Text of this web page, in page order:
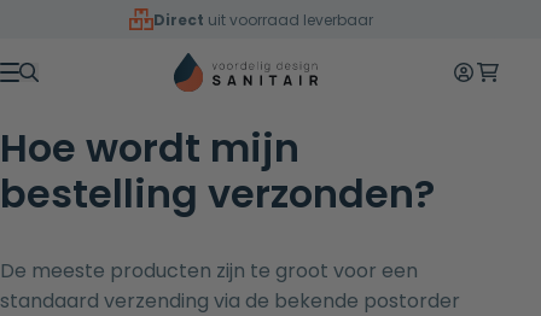
Overslaan naar inhoud
Direct uit voorraad leverbaar
Menu
Mijn
Hoe wordt mijn
bestelling verzonden?
De meeste producten zijn te groot voor een
standaard verzending via de bekende postorder